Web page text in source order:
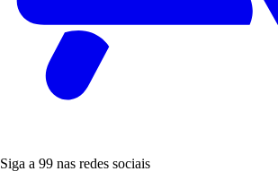
Siga a 99 nas redes sociais